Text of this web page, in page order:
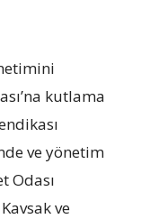
kutlama
ve yönetim
Odası
ve